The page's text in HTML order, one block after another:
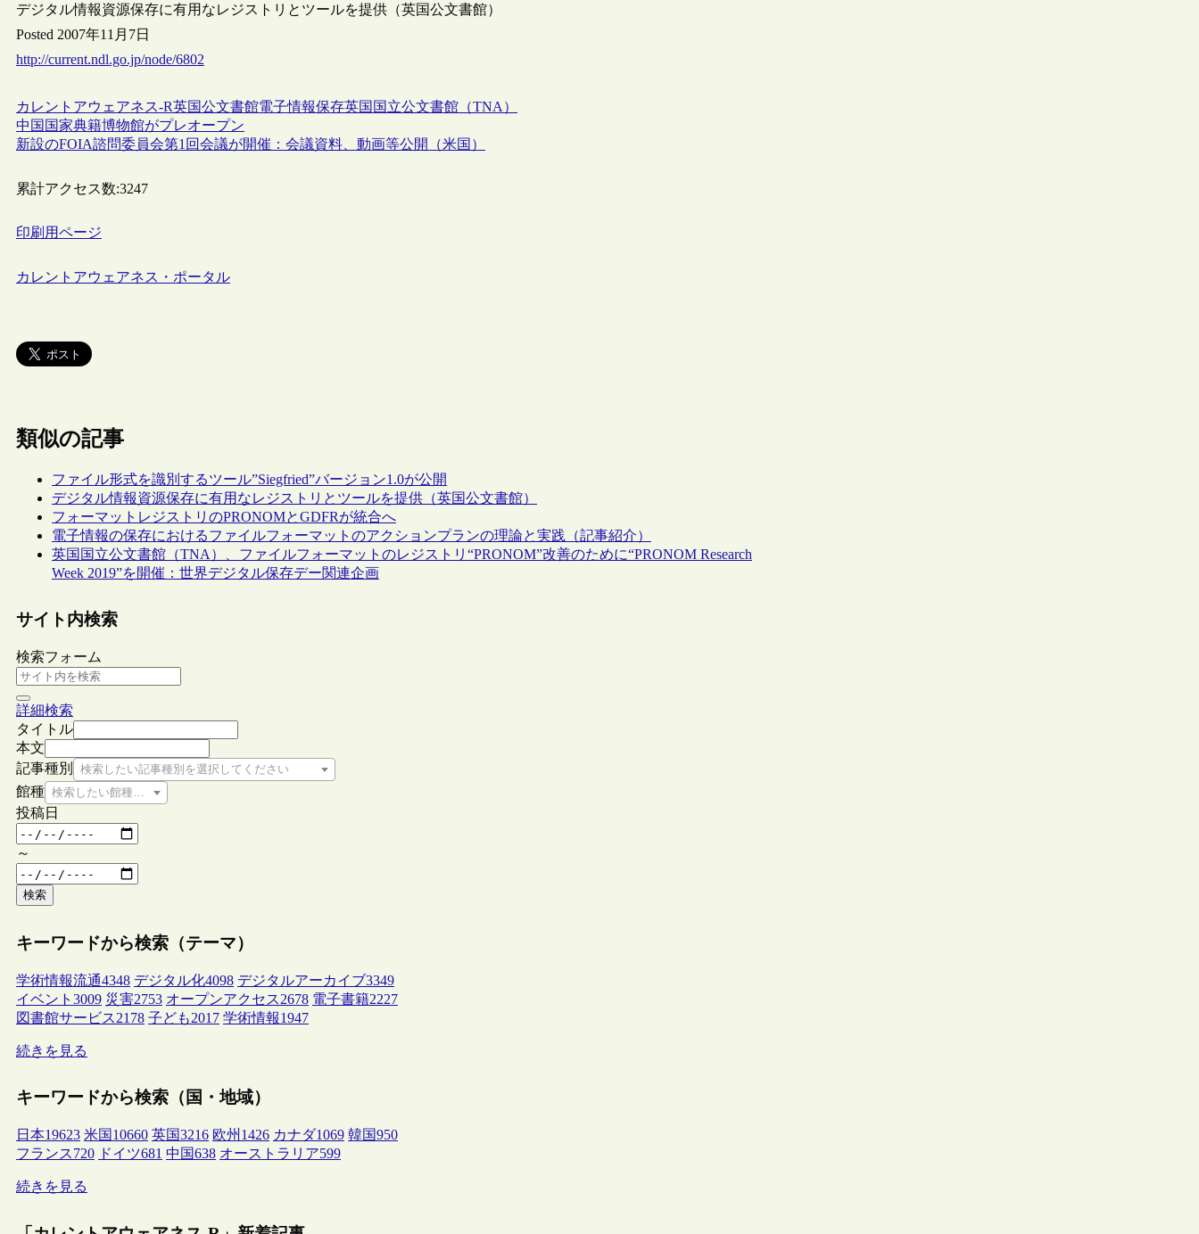
デジタル情報資源保存に有用なレジストリとツールを提供（英国公文書館）
Posted 2007年11月7日
http://current.ndl.go.jp/node/6802
カレントアウェアネス-R英国公文書館電子情報保存英国国立公文書館（TNA）
中国国家典籍博物館がプレオープン
新設のFOIA諮問委員会第1回会議が開催：会議資料、動画等公開（米国）
累計アクセス数:3247
印刷用ページ
カレントアウェアネス・ポータル
類似の記事
ファイル形式を識別するツール”Siegfried”バージョン1.0が公開
デジタル情報資源保存に有用なレジストリとツールを提供（英国公文書館）
フォーマットレジストリのPRONOMとGDFRが統合へ
電子情報の保存におけるファイルフォーマットのアクションプランの理論と実践（記事紹介）
英国国立公文書館（TNA）、ファイルフォーマットのレジストリ“PRONOM”改善のために“PRONOM Research
Week 2019”を開催：世界デジタル保存デー関連企画
サイト内検索
検索フォーム
詳細検索
タイトル
本文
記事種別
検索したい記事種別を選択してください
館種 検索したい館種を選択してください
投稿日
～
検索
キーワードから検索（テーマ）
学術情報流通4348 デジタル化4098 デジタルアーカイブ3349
イベント 3009 災害2753 オープンアクセス2678 電子書籍2227
図書館サービス2178 子ども2017 学術情報1947
続きを見る
キーワードから検索（国・地域）
日本19623 米国 10660 英国3216 欧州 1426 カナダ1069 韓国950
フランス720 ドイツ681 中国638 オーストラリア599
続きを見る